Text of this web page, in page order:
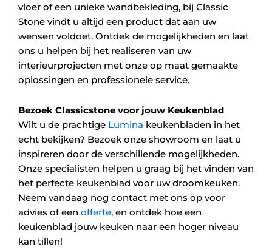
vloer of een unieke wandbekleding, bij Classic
Stone vindt u altijd een product dat aan uw
wensen voldoet. Ontdek de mogelijkheden en laat
ons u helpen bij het realiseren van uw
interieurprojecten met onze op maat gemaakte
oplossingen en professionele service.
Bezoek Classicstone voor jouw Keukenblad
Wilt u de prachtige Lumina keukenbladen in het
echt bekijken? Bezoek onze showroom en laat u
inspireren door de verschillende mogelijkheden.
Onze specialisten helpen u graag bij het vinden van
het perfecte keukenblad voor uw droomkeuken.
Neem vandaag nog contact met ons op voor
advies of een offerte, en ontdek hoe een
keukenblad jouw keuken naar een hoger niveau
kan tillen!